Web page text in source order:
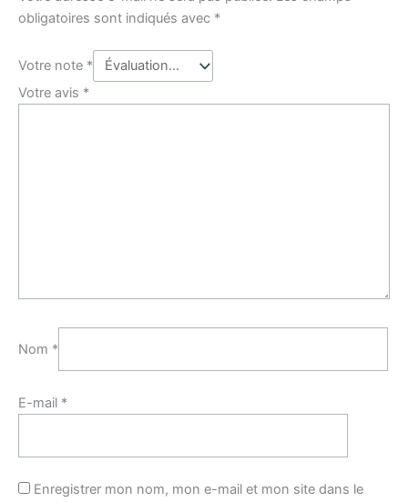
obligatoires sont indiqués avec *
Votre note *
Votre avis *
Nom *
E-mail *
Enregistrer mon nom, mon e-mail et mon site dans le